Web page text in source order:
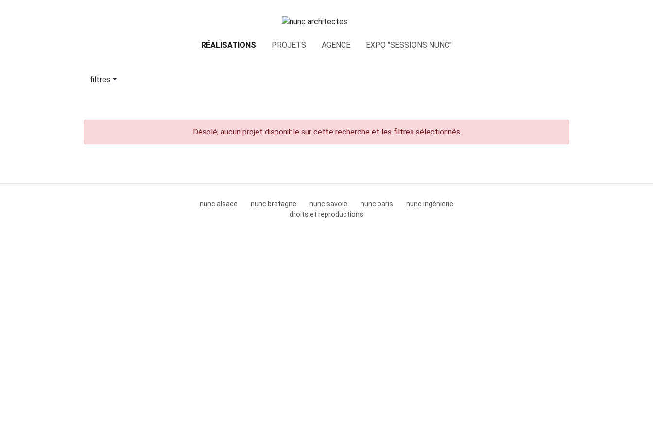
RÉALISATIONS PROJETS AGENCE EXPO "SESSIONS NUNC"
filtres
Désolé, aucun projet disponible sur cette recherche et les filtres sélectionnés
nunc alsace nunc bretagne nunc savoie nunc paris
nunc ingénierie
droits et reproductions